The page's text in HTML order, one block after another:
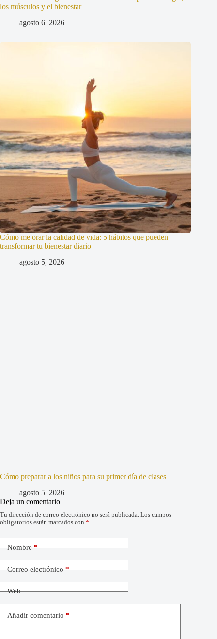
los músculos y el bienestar
agosto 6, 2026
Cómo mejorar la calidad de vida: 5 hábitos que pueden
transformar tu bienestar diario
agosto 5, 2026
Cómo preparar a los niños para su primer día de clases
agosto 5, 2026
Deja un comentario
Tu dirección de correo electrónico no será publicada. Los campos
obligatorios están marcados con *
Nombre*
Correo electrónico*
Web
Añadir comentario *